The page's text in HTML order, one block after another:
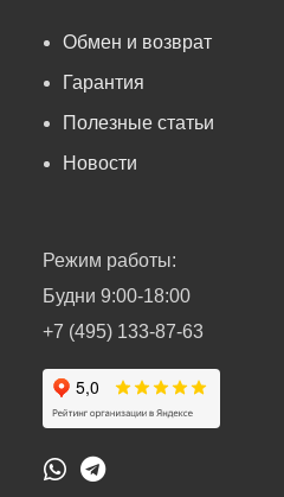
Обмен и возврат
Гарантия
Полезные статьи
Новости
Режим работы:
Будни 9:00-18:00
+7 (495) 133-87-63